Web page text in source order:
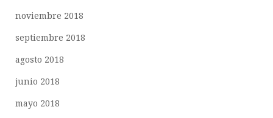
noviembre 2018
septiembre 2018
agosto 2018
junio 2018
mayo 2018